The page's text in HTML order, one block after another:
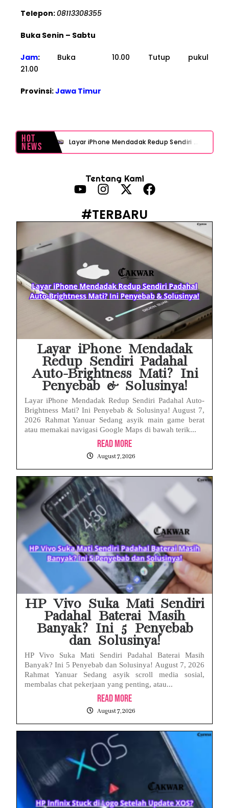
Telepon:08113308355
Buka Senin – Sabtu
Jam: Buka 10.00 Tutup pukul
21.00
Provinsi:Jawa Timur
Hot
News Layar iPhone Mendadak Redup Sendiri Padahal Auto-Brightness Mati? Ini Penyebab & Solusinya!
Prabowo Sebut ‘Londo Ireng’, Ray Rangkuti Desak DPR Bersikap, Ini Ulasan Politiknya
MAKI Soroti Penahanan Eks Jampidsus Febrie Adriansyah Tanpa Rompi Pink
Babak Baru Kasus Febrie Adriansyah, Rencana Praperadilan Penyitaan Emas dan Uang Tunai Jadi Sorotan
Baterai Apple Watch Cepat Boros? Ini Penyebab dan Cara Mengatasinya
HP Huawei Cepat Panas? Ini Penyebab Utama dan Cara Mengatasinya
Tentang Kami
#TERBARU
Layar iPhone Mendadak
Redup Sendiri Padahal
Auto-Brightness Mati? Ini
Penyebab & Solusinya!
Layar iPhone Mendadak Redup Sendiri Padahal Auto-
Brightness Mati? Ini Penyebab & Solusinya! August 7,
2026 Rahmat Yanuar Sedang asyik main game berat
atau memakai navigasi Google Maps di bawah terik...
Read More
August 7, 2026
HP Vivo Suka Mati Sendiri
Padahal Baterai Masih
Banyak? Ini 5 Penyebab
dan Solusinya!
HP Vivo Suka Mati Sendiri Padahal Baterai Masih
Banyak? Ini 5 Penyebab dan Solusinya! August 7, 2026
Rahmat Yanuar Sedang asyik scroll media sosial,
membalas chat pekerjaan yang penting, atau...
Read More
August 7, 2026